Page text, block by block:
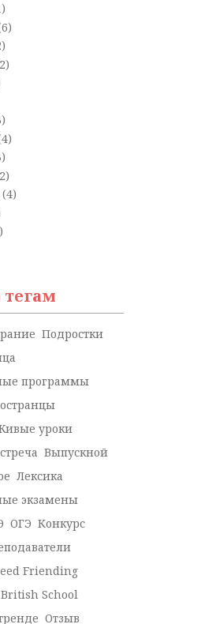
(4)
Подростки
программы
уроки
Выпускной
Лексика
экзамены
ОГЭ Конкурс
Friending
British School
Отзыв